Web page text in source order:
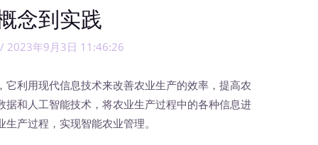
念到实践
2023年9月3日 11:46:26
用现代信息技术来改善农业生产的效率，提高农
和人工智能技术，将农业生产过程中的各种信息进
产过程，实现智能农业管理。